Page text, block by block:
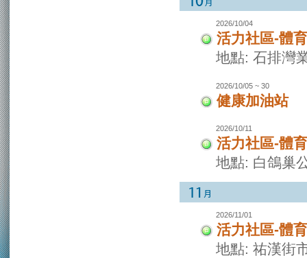
2026/10/04
活力社區-體
地點: 石排灣
2026/10/05 ~ 30
健康加油站
2026/10/11
活力社區-體
地點: 白鴿巢
2026/11/01
活力社區-體
地點: 祐漢街